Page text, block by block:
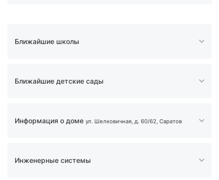
Ближайшие школы
Ближайшие детские сады
Информация о доме ул. Шелковичная, д. 60/62, Саратов
Инженерные системы